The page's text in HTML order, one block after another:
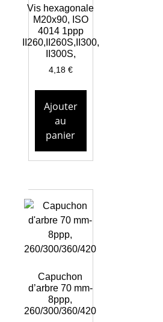
Vis hexagonale
M20x90, ISO
4014 1ppp
II260,II260S,II300,
II300S,
4,18 €
Ajouter
au
panier
Capuchon
d’arbre 70 mm-
8ppp,
260/300/360/420